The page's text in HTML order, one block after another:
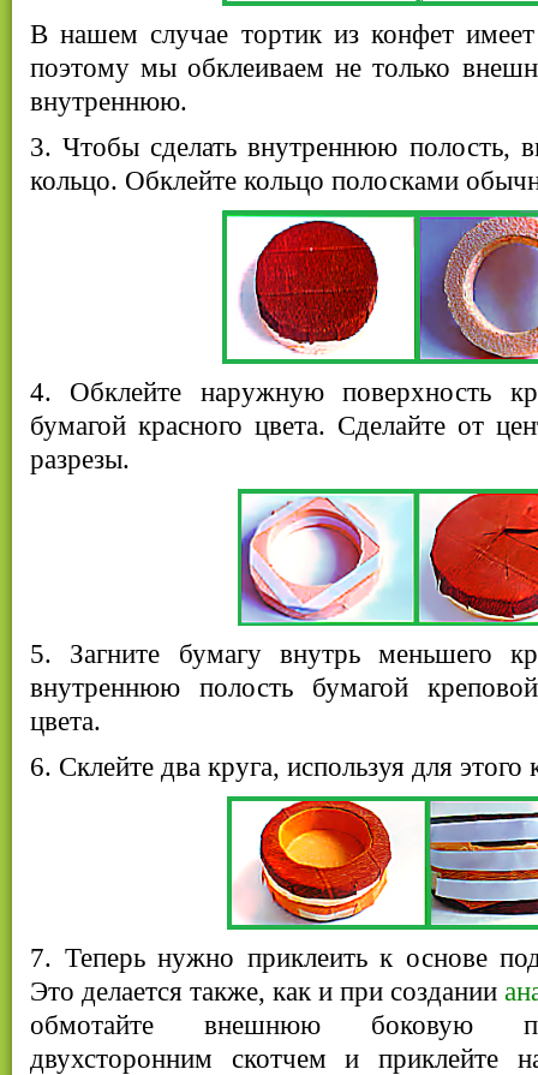
В нашем случае тортик из конфет
поэтому мы обклеиваем не только
внутреннюю.
3. Чтобы сделать внутреннюю полость,
кольцо. Обклейте кольцо полосками
4. Обклейте наружную поверхность
бумагой красного цвета. Сделайте от
разрезы.
5. Загните бумагу внутрь меньшего
внутреннюю полость бумагой
цвета.
6. Склейте два круга, используя для
7. Теперь нужно приклеить к основе
Это делается также, как и при создании
обмотайте внешнюю боковую
двухсторонним скотчем и приклейте